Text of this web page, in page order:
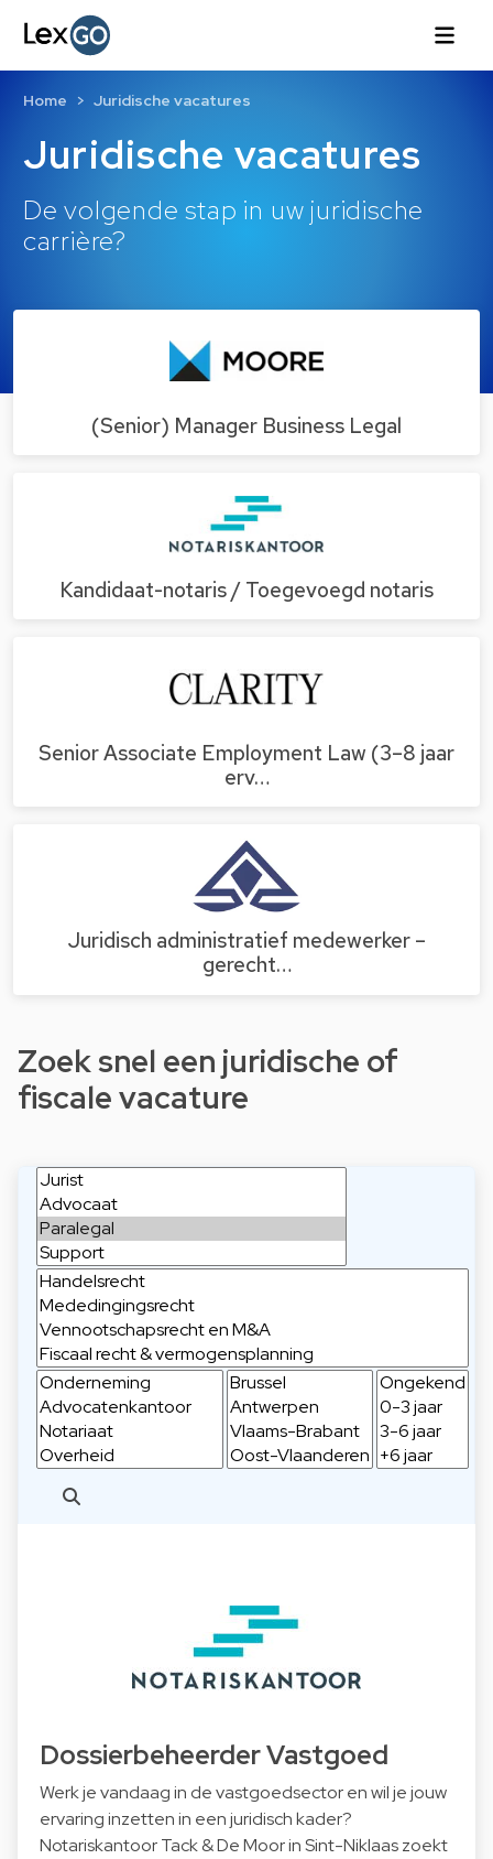
Juridische vacatures
De volgende stap in uw juridische
carrière?
Home Juridische vacatures
(Senior) Manager Business Legal
Kandidaat-notaris / Toegevoegd notaris
Senior Associate Employment Law (3–8 jaar
erv…
Juridisch administratief medewerker –
gerecht…
Zoek snel een juridische of
fiscale vacature
Dossierbeheerder Vastgoed
Werk je vandaag in de vastgoedsector en wil je jouw
ervaring inzetten in een juridisch kader?
Notariskantoor Tack & De Moor in Sint-Niklaas zoekt